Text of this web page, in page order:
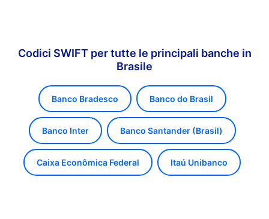
Codici SWIFT per tutte le principali banche in
Brasile
Banco Bradesco Banco do Brasil
Banco Inter Banco Santander (Brasil)
Caixa Econômica Federal Itaú Unibanco